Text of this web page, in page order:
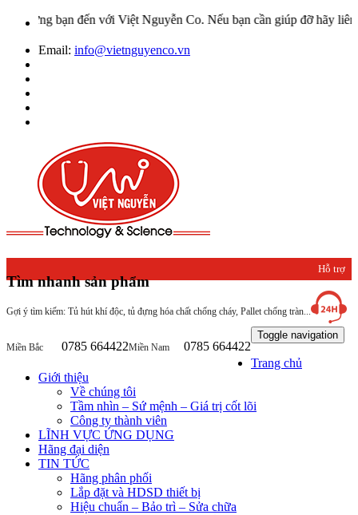
bạn đến với Việt Nguyễn Co. Nếu bạn cần giúp đỡ hãy liên hệ
Email: info@vietnguyenco.vn
Tìm nhanh sản phẩm
Gợi ý tìm kiếm: Tủ hút khí độc, tủ đựng hóa chất chống cháy, Pallet chống tràn...
Hỗ trợ
khách
hàng
Miền Bắc 0785 664422Miền Nam 0785 664422
Toggle navigation
Trang chủ
Giới thiệu
Về chúng tôi
Tầm nhìn – Sứ mệnh – Giá trị cốt lõi
Công ty thành viên
LĨNH VỰC ỨNG DỤNG
Hãng đại diện
TIN TỨC
Hãng phân phối
Lắp đặt và HDSD thiết bị
Hiệu chuẩn – Bảo trì – Sửa chữa